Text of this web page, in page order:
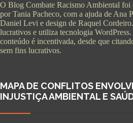
O Blog Combate Racismo Ambiental foi
por Tania Pacheco, com a ajuda de Ana
Daniel Levi e design de Raquel
lucrativos e utiliza tecnologia
conteúdo é incentivada, desde que
sem fins lucrativos.
MAPA DE CONFLITOS
INJUSTIÇA AMBIENTAL E